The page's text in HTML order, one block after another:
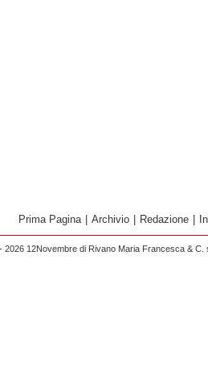
Prima Pagina Archivio Redazione
2026 12Novembre di Rivano Maria Francesca &